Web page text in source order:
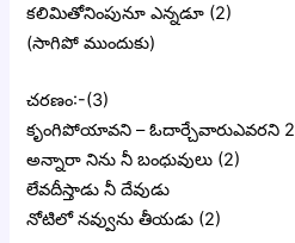
కలిమితోనింపునూ ఎన్నడూ (2)
(సాగిపో ముందుకు)
చరణం:-(3)
కృంగిపోయావని – ఓదార్చేవారుఎవరని 2
అన్నారా నిను నీ బంధువులు (2)
లేవదీస్తాడు నీ దేవుడు
నోటిలో నవ్వును తీయడు (2)